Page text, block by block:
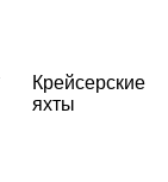
Крейсерские
яхты